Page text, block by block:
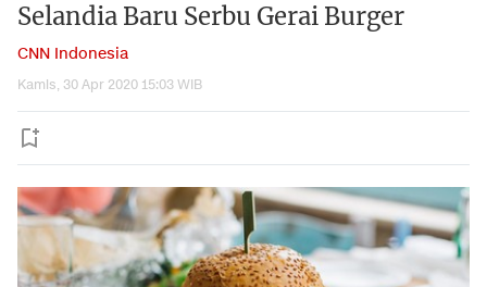
Selandia Baru Serbu Gerai Burger
CNN Indonesia
Kamis, 30 Apr 2020 15:03 WIB